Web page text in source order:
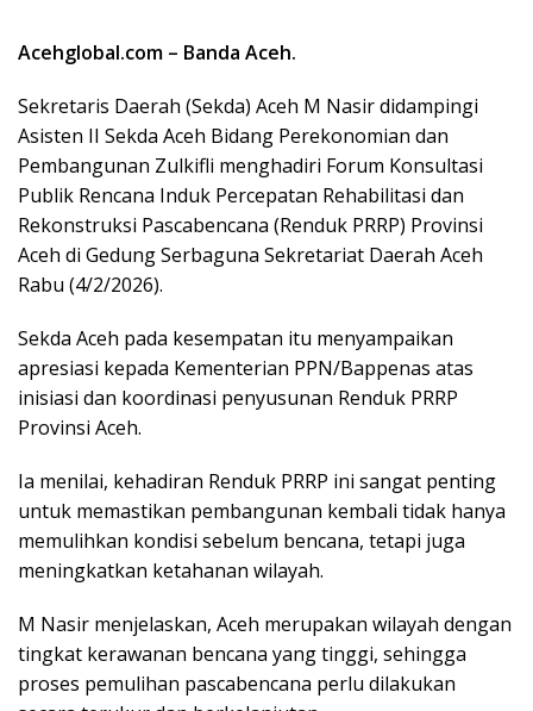
Acehglobal.com – Banda Aceh.
Sekretaris Daerah (Sekda) Aceh M Nasir didampingi
Asisten II Sekda Aceh Bidang Perekonomian dan
Pembangunan Zulkifli menghadiri Forum Konsultasi
Publik Rencana Induk Percepatan Rehabilitasi dan
Rekonstruksi Pascabencana (Renduk PRRP) Provinsi
Aceh di Gedung Serbaguna Sekretariat Daerah Aceh
Rabu (4/2/2026).
Sekda Aceh pada kesempatan itu menyampaikan
apresiasi kepada Kementerian PPN/Bappenas atas
inisiasi dan koordinasi penyusunan Renduk PRRP
Provinsi Aceh.
Ia menilai, kehadiran Renduk PRRP ini sangat penting
untuk memastikan pembangunan kembali tidak hanya
memulihkan kondisi sebelum bencana, tetapi juga
meningkatkan ketahanan wilayah.
M Nasir menjelaskan, Aceh merupakan wilayah dengan
tingkat kerawanan bencana yang tinggi, sehingga
proses pemulihan pascabencana perlu dilakukan